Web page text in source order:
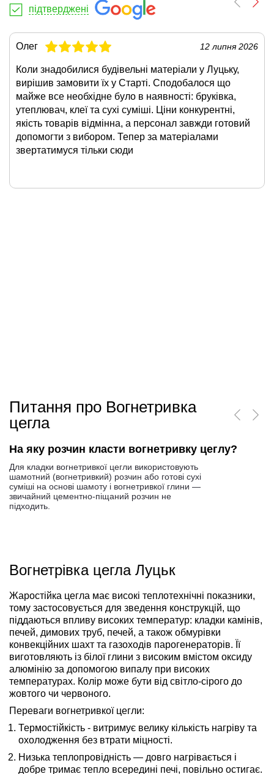
підтверджені
Олег 12 липня 2026
Коли знадобилися будівельні матеріали у Луцьку,
вирішив замовити їх у Старті. Сподобалося що
майже все необхідне було в наявності: бруківка,
утеплювач, клеї та сухі суміші. Ціни конкурентні,
якість товарів відмінна, а персонал завжди готовий
допомогти з вибором. Тепер за матеріалами
звертатимуся тільки сюди
Питання про Вогнетривка
цегла
На яку розчин класти вогнетривку цеглу?
Для кладки вогнетривкої цегли використовують
шамотний (вогнетривкий) розчин або готові сухі
суміші на основі шамоту і вогнетривкої глини —
звичайний цементно-піщаний розчин не
підходить.
Вогнетрівка цегла Луцьк
Жаростійка цегла має високі теплотехнічні показники,
тому застосовується для зведення конструкцій, що
піддаються впливу високих температур: кладки камінів,
печей, димових труб, печей, а також обмурівки
конвекційних шахт та газоходів парогенераторів. Її
виготовляють із білої глини з високим вмістом оксиду
алюмінію за допомогою випалу при високих
температурах. Колір може бути від світло-сірого до
жовтого чи червоного.
Переваги вогнетривкої цегли:
Термостійкість - витримує велику кількість нагріву та
охолодження без втрати міцності.
Низька теплопровідність — довго нагрівається і
добре тримає тепло всередині печі, повільно остигає.